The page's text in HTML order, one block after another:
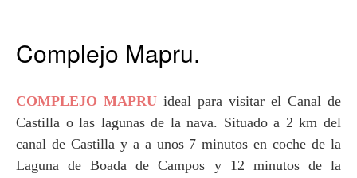
Complejo Mapru.
COMPLEJO MAPRU ideal para visitar el Canal de
Castilla o las lagunas de la nava. Situado a 2 km del
canal de Castilla y a a unos 7 minutos en coche de la
Laguna de Boada de Campos y 12 minutos de la